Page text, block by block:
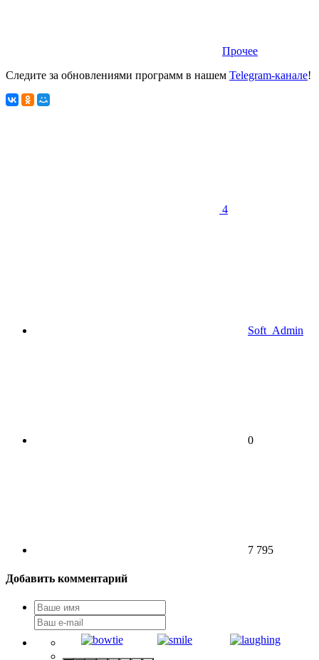
Прочее
Следите за обновлениями программ в нашем Telegram-канале!
4
Soft_Admin
0
7 795
Добавить комментарий